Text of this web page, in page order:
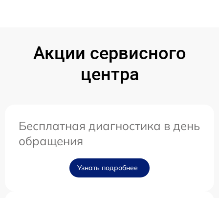
Акции сервисного
центра
Бесплатная диагностика в день
обращения
Узнать подробнее